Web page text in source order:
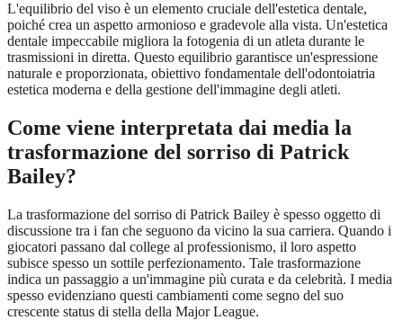
L'equilibrio del viso è un elemento cruciale dell'estetica dentale,
poiché crea un aspetto armonioso e gradevole alla vista. Un'estetica
dentale impeccabile migliora la fotogenia di un atleta durante le
trasmissioni in diretta. Questo equilibrio garantisce un'espressione
naturale e proporzionata, obiettivo fondamentale dell'odontoiatria
estetica moderna e della gestione dell'immagine degli atleti.
Come viene interpretata dai media la
trasformazione del sorriso di Patrick
Bailey?
La trasformazione del sorriso di Patrick Bailey è spesso oggetto di
discussione tra i fan che seguono da vicino la sua carriera. Quando i
giocatori passano dal college al professionismo, il loro aspetto
subisce spesso un sottile perfezionamento. Tale trasformazione
indica un passaggio a un'immagine più curata e da celebrità. I ​​media
spesso evidenziano questi cambiamenti come segno del suo
crescente status di stella della Major League.